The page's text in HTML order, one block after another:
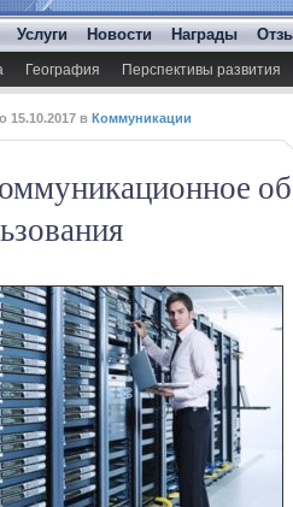
Услуги Новости Награды
География Перспективы развития
15.10.2017 в Коммуникации